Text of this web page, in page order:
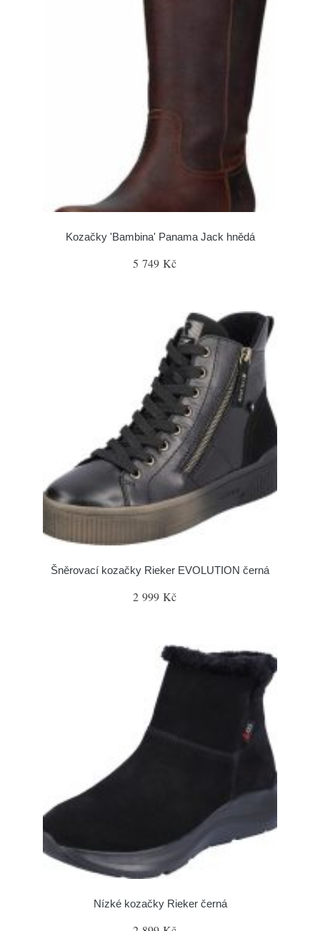
Kozačky 'Bambina' Panama Jack hnědá
5 749 Kč
Šněrovací kozačky Rieker EVOLUTION černá
2 999 Kč
Nízké kozačky Rieker černá